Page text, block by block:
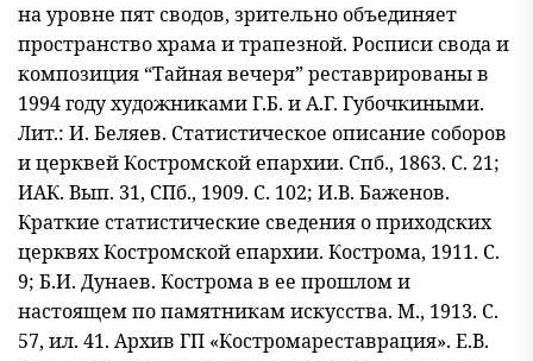
на уровне пят сводов, зрительно объединяет
пространство храма и трапезной. Росписи свода и
композиция “Тайная вечеря” реставрированы в
1994 году художниками Г.Б. и А.Г. Губочкиными.
Лит.: И. Беляев. Статистическое описание соборов
и церквей Костромской епархии. Спб., 1863. С. 21;
ИАК. Вып. 31, СПб., 1909. С. 102; И.В. Баженов.
Краткие статистические сведения о приходских
церквях Костромской епархии. Кострома, 1911. С.
9; Б.И. Дунаев. Кострома в ее прошлом и
настоящем по памятникам искусства. М., 1913. С.
57, ил. 41. Архив ГП «Костромареставрация». Е.В.